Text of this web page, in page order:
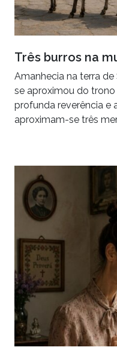
Três burros na
Amanhecia na terra
se aproximou do trono
profunda reverência e
aproximam-se três